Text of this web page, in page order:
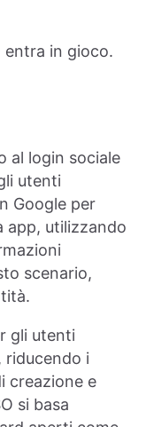
entra in gioco.
al login sociale
utenti
Google per
app, utilizzando
scenario,
gli utenti
riducendo i
creazione e
si basa